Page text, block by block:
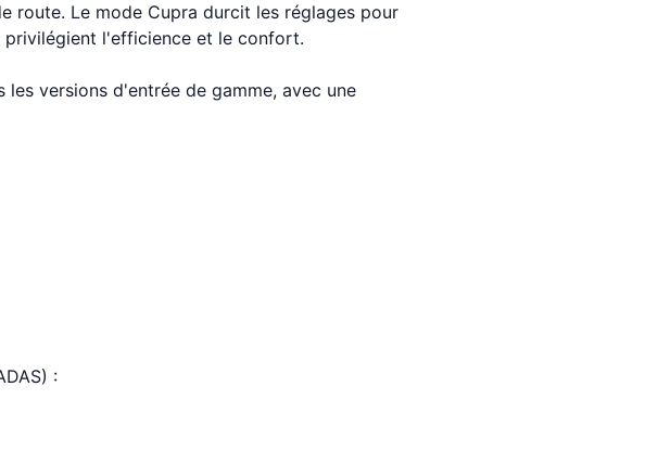
route. Le mode Cupra durcit les réglages pour
l'efficience et le confort.
versions d'entrée de gamme, avec une
: